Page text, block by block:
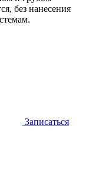
без нанесения
Записаться